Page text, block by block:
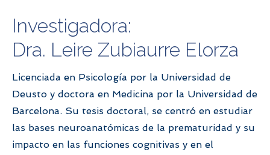
Investigadora:
Dra. Leire Zubiaurre Elorza
Licenciada en Psicología por la Universidad de
Deusto y doctora en Medicina por la Universidad de
Barcelona. Su tesis doctoral, se centró en estudiar
las bases neuroanatómicas de la prematuridad y su
impacto en las funciones cognitivas y en el